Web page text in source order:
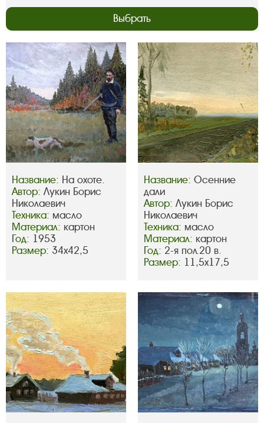
Выбрать
Название: На охоте.
Автор: Лукин Борис
Николаевич
Техника: масло
Материал: картон
Год: 1953
Размер: 34х42,5
Название: Осенние
дали
Автор: Лукин Борис
Николаевич
Техника: масло
Материал: картон
Год: 2-я пол.20 в.
Размер: 11,5х17,5